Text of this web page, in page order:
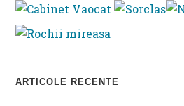
ARTICOLE RECENTE